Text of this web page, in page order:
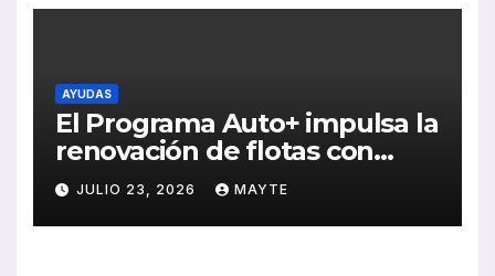
AYUDAS
El Programa Auto+ impulsa la
renovación de flotas con
ayudas a vehículos eléctricos
ligeros
JULIO 23, 2026 MAYTE